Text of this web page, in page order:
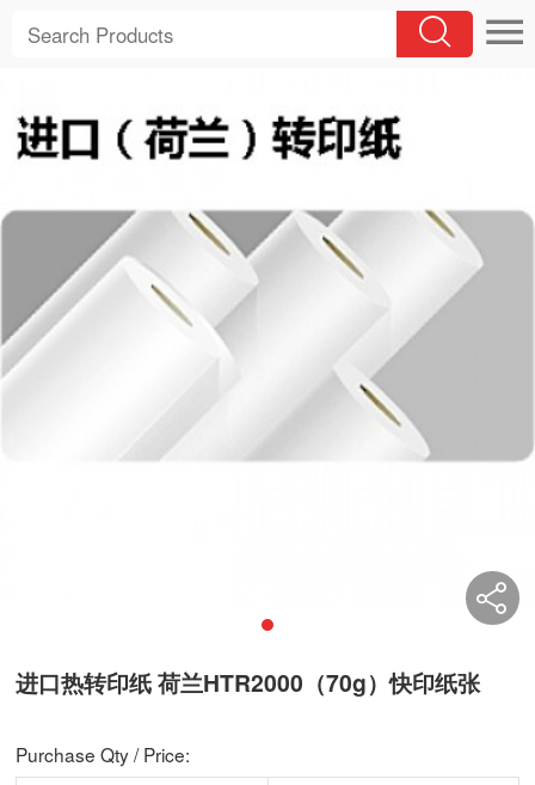
进口热转印纸 荷兰HTR2000（70g）快印纸张
Purchase Qty / Price: